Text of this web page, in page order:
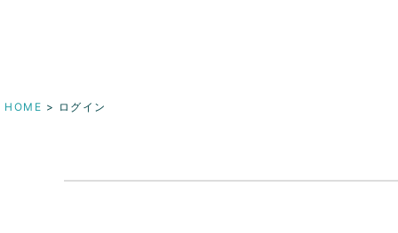
HOME ログイン